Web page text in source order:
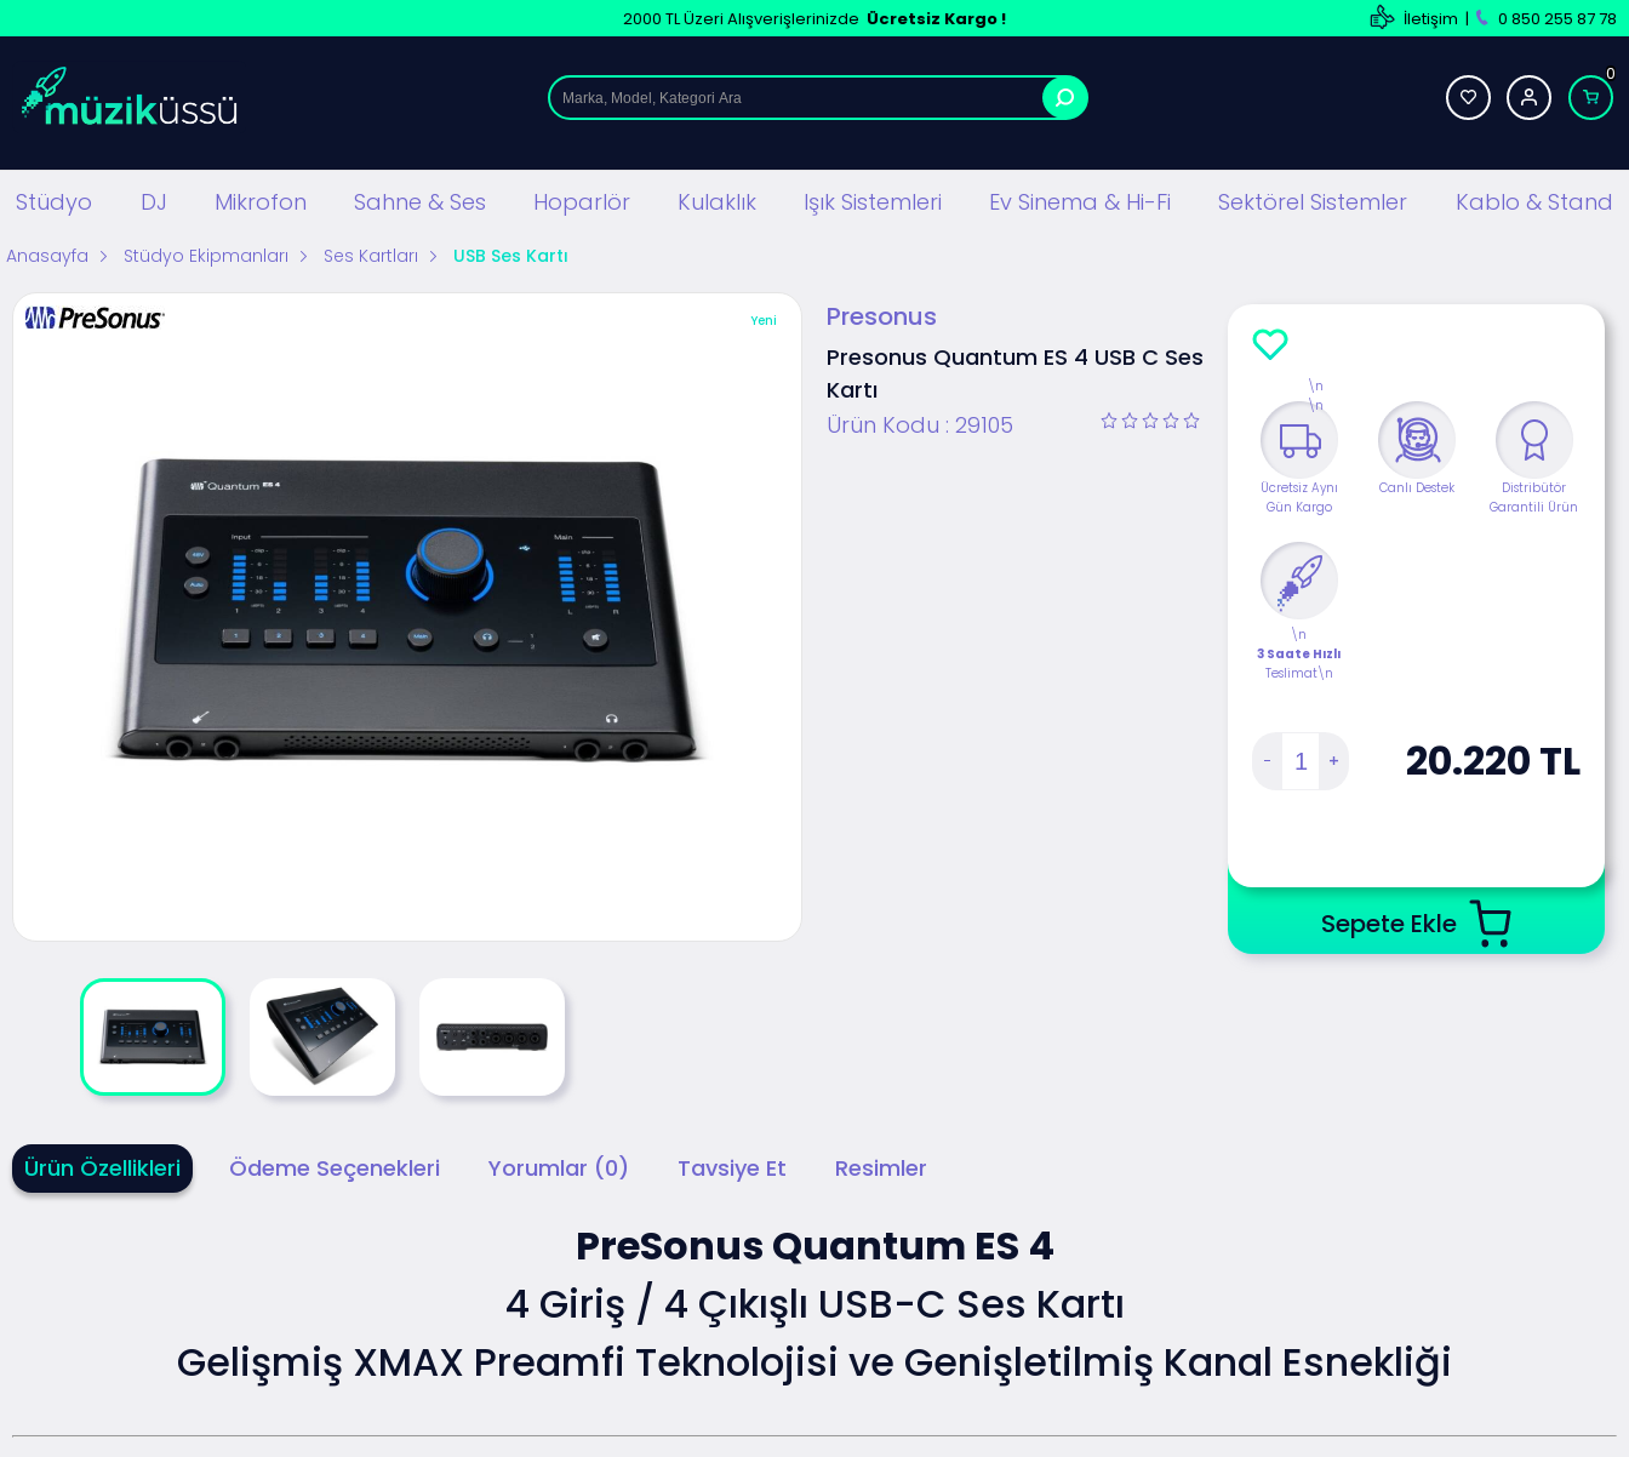
2000 TL Üzeri Alışverişlerinizde Ücretsiz Kargo ! İletişim | 0 850 255 87 78
0
Stüdyo DJ Mikrofon Sahne & Ses Hoparlör Kulaklık Işık Sistemleri Ev Sinema & Hi-Fi Sektörel Sistemler Kablo & Stand
Anasayfa Stüdyo Ekipmanları Ses Kartları USB Ses Kartı
Yeni Presonus
Presonus Quantum ES 4 USB C Ses
Kartı
Ürün Kodu : 29105
Ücretsiz Aynı
Gün Kargo
Canlı Destek
Distribütör
Garantili Ürün
\n
3 Saate Hızlı
Teslimat\n
\n
\n
20.220 TL
Sepete Ekle
Ürün Özellikleri Ödeme Seçenekleri Yorumlar (0) Tavsiye Et Resimler
PreSonus Quantum ES 4
4 Giriş / 4 Çıkışlı USB-C Ses Kartı
Gelişmiş XMAX Preamfi Teknolojisi ve Genişletilmiş Kanal Esnekliği